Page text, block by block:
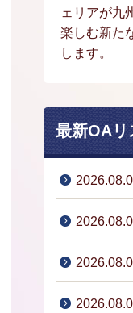
ェリアが九
楽しむ新た
します。
最新OAリ